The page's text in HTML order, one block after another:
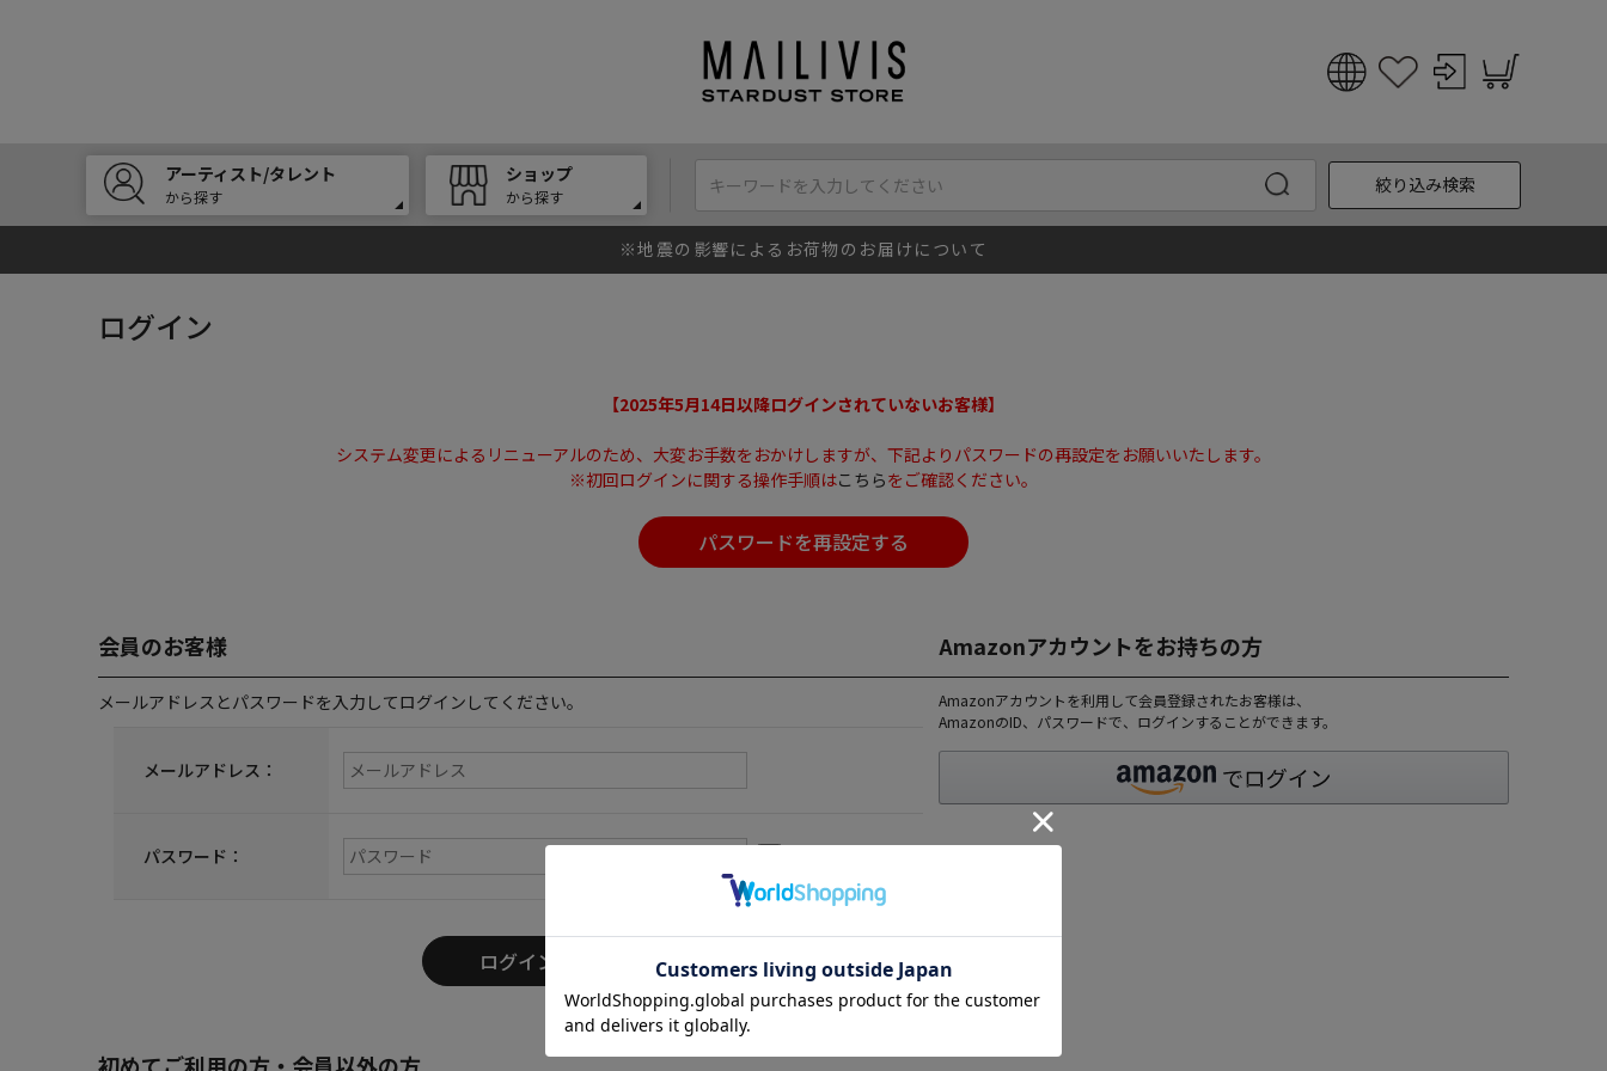
English
한국어
アーティスト/タレント
から探す
ショップ
から探す
絞り込み検索
※地震の影響によるお荷物のお届けについて
ログイン
【2025年5月14日以降ログインされていないお客様】
システム変更によるリニューアルのため、大変お手数をおかけしますが、下記よりパスワードの再設定をお願いいたします。
※初回ログインに関する操作手順はこちらをご確認ください。
パスワードを再設定する
会員のお客様
メールアドレスとパスワードを入力してログインしてください。
メールアドレス：
パスワード：
パスワードをお忘れの方はこちら
Amazonアカウントをお持ちの方
Amazonアカウントを利用して会員登録されたお客様は、
AmazonのID、パスワードで、ログインすることができます。